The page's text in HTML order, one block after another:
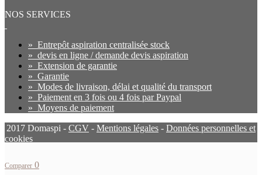
NOS SERVICES
» Entrepôt aspiration centralisée stock
» devis en ligne / demande devis aspiration
» Extension de garantie
» Garantie
» Modes de livraison, délai et qualité du transport
» Paiement en 3 fois ou 4 fois par Paypal
» Moyens de paiement
2017 Domaspi - CGV - Mentions légales - Données personnelles et
cookies
Comparer 0